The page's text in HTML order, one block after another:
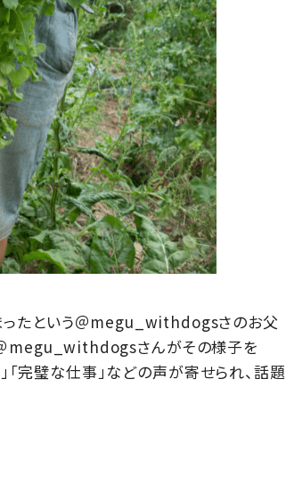
ったという＠megu_withdogsさのお父
＠megu_withdogsさんがその様子を
「完璧な仕事」などの声が寄せられ、話題